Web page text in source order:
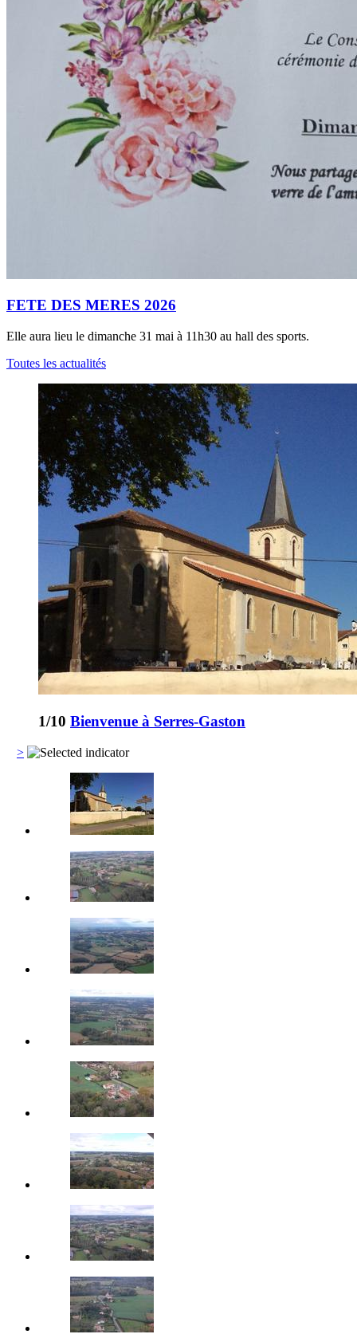
FETE DES MERES 2026
Elle aura lieu le dimanche 31 mai à 11h30 au hall des sports.
Toutes les actualités
1/10 Bienvenue à Serres-Gaston
>